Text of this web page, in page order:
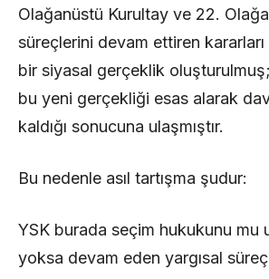
Olağanüstü Kurultay ve 22.
süreçlerini devam ettiren
bir siyasal gerçeklik
bu yeni gerçekliği esas alarak
kaldığı sonucuna ulaşmıştır.
Bu nedenle asıl tartışma şudur:
YSK burada seçim hukukunu mu
yoksa devam eden yargısal